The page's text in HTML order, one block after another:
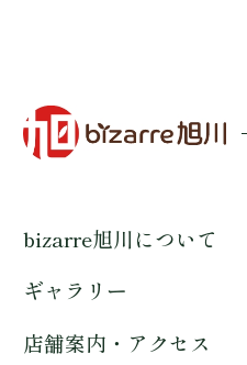
bizarre旭川について
ギャラリー
店舗案内・アクセス